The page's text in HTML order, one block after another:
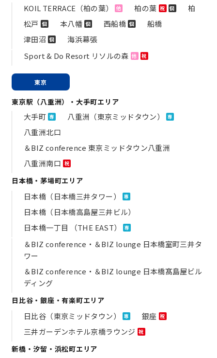
KOIL TERRACE（柏の葉） 他 柏の葉 祝 個
柏
松戸 個 本八幡 個 西船橋 個
船橋
津田沼 個
海浜幕張
Sport & Do Resort リソルの森 他 祝
東京
東京駅（八重洲）・大手町エリア
大手町 専 八重洲（東京ミッドタウン） 専
八重洲北口
＆BIZ conference 東京ミッドタウン八重洲
八重洲南口 祝
日本橋・茅場町エリア
日本橋（日本橋三井タワー） 専
日本橋（日本橋高島屋三井ビル）
日本橋一丁目 （THE EAST）
専
＆BIZ conference・＆BIZ lounge 日本橋室町三井タ
ワー
＆BIZ conference・＆BIZ lounge 日本橋髙島屋ビル
ディング
日比谷・銀座・有楽町エリア
日比谷（東京ミッドタウン） 専 銀座 祝
三井ガーデンホテル京橋ラウンジ 祝
新橋・汐留・浜松町エリア